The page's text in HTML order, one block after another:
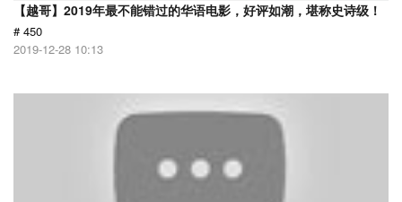
【越哥】2019年最不能错过的华语电影，好评如潮，堪称史诗级！
# 450
2019-12-28 10:13